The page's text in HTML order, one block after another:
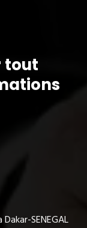
tout
SENEGAL